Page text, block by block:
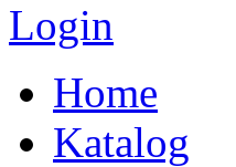
Login
Home
Katalog